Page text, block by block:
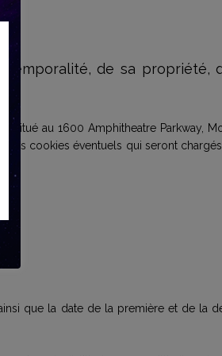
temporalité, de sa propriété,
situé au 1600 Amphitheatre Parkway,
cookies éventuels qui seront
que la date de la première et de la